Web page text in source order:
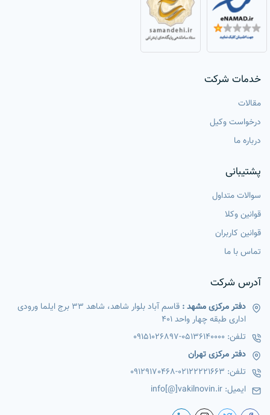
خدمات شرکت
مقالات
درخواست وکیل
درباره ما
پشتیبانی
سوالات متداول
قوانین وکلا
قوانین کاربران
تماس با ما
آدرس شرکت
دفتر مرکزی مشهد :
قاسم آباد بلوار شاهد، شاهد 33 برج ایلما ورودی
اداری طبقه چهار واحد 401
تلفن: 05136140000
-
09151026897
دفتر مرکزی تهران
تلفن: 02122221663
-
09129170468
ایمیل: info[@]vakilnovin.ir